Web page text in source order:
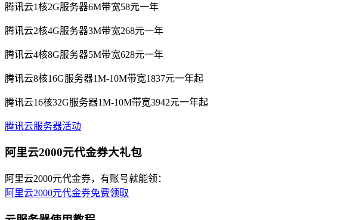
腾讯云1核2G服务器6M带宽58元一年
腾讯云2核4G服务器3M带宽268元一年
腾讯云4核8G服务器5M带宽628元一年
腾讯云8核16G服务器1M-10M带宽1837元一年起
腾讯云16核32G服务器1M-10M带宽3942元一年起
腾讯云服务器活动
阿里云2000元代金券大礼包
阿里云2000元代金券，有账号就能领：
阿里云2000元代金券免费领取